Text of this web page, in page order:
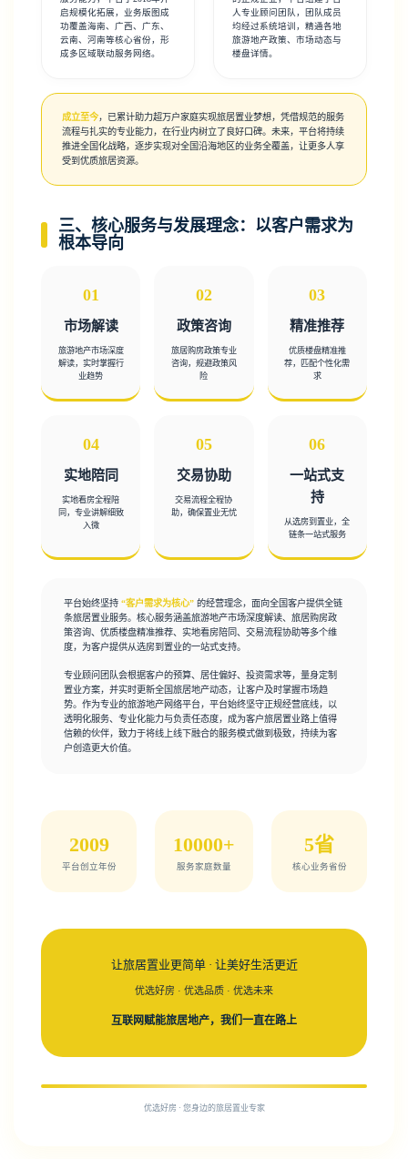
启规模化拓展，业务版图成
功覆盖海南、广西、广东、
云南、河南等核心省份，形
成多区域联动服务网络。
人专业顾问团队，团队成员
均经过系统培训，精通各地
旅游地产政策、市场动态与
楼盘详情。
成立至今，已累计助力超万户家庭实现旅居置业梦想，凭借规范的服务
流程与扎实的专业能力，在行业内树立了良好口碑。未来，平台将持续
推进全国化战略，逐步实现对全国沿海地区的业务全覆盖，让更多人享
受到优质旅居资源。
三、核心服务与发展理念：以客户需求为
根本导向
01
市场解读
旅游地产市场深度
解读，实时掌握行
业趋势
02
政策咨询
旅居购房政策专业
咨询，规避政策风
险
03
精准推荐
优质楼盘精准推
荐，匹配个性化需
求
04
实地陪同
实地看房全程陪
同，专业讲解细致
入微
05
交易协助
交易流程全程协
助，确保置业无忧
06
一站式支
持
从选房到置业，全
链条一站式服务
平台始终坚持 “客户需求为核心” 的经营理念，面向全国客户提供全链
条旅居置业服务。核心服务涵盖旅游地产市场深度解读、旅居购房政
策咨询、优质楼盘精准推荐、实地看房陪同、交易流程协助等多个维
度，为客户提供从选房到置业的一站式支持。
专业顾问团队会根据客户的预算、居住偏好、投资需求等，量身定制
置业方案，并实时更新全国旅居地产动态，让客户及时掌握市场趋
势。作为专业的旅游地产网络平台，平台始终坚守正规经营底线，以
透明化服务、专业化能力与负责任态度，成为客户旅居置业路上值得
信赖的伙伴，致力于将线上线下融合的服务模式做到极致，持续为客
户创造更大价值。
2009
平台创立年份
10000+
服务家庭数量
5省
核心业务省份
让旅居置业更简单 · 让美好生活更近
优选好房 · 优选品质 · 优选未来
互联网赋能旅居地产，我们一直在路上
优选好房 · 您身边的旅居置业专家